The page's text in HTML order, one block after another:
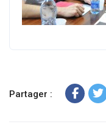
Partager :